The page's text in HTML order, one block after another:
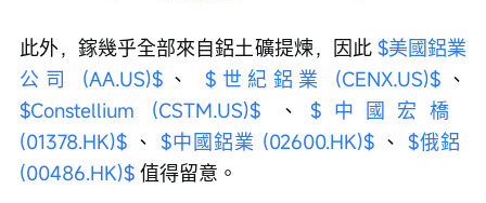
此外，鎵幾乎全部來自鋁土礦提煉，因此 $美國鋁業
公司 (AA.US)$、 $世紀鋁業 (CENX.US)$ 、
$Constellium (CSTM.US)$ 、$中國宏橋
(01378.HK)$ 、 $中國鋁業 (02600.HK)$ 、 $俄鋁
(00486.HK)$ 值得留意。